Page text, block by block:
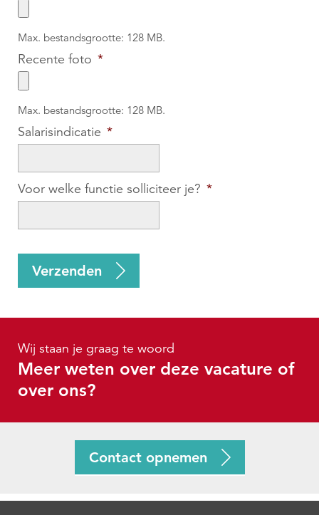
Max. bestandsgrootte: 128 MB.
Recente foto *
Max. bestandsgrootte: 128 MB.
Salarisindicatie *
Voor welke functie solliciteer je? *
Verzenden
Wij staan je graag te woord
Meer weten over deze vacature of
over ons?
Contact opnemen